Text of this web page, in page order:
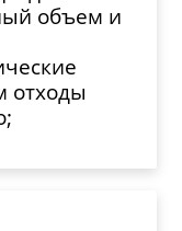
объем и
отходы